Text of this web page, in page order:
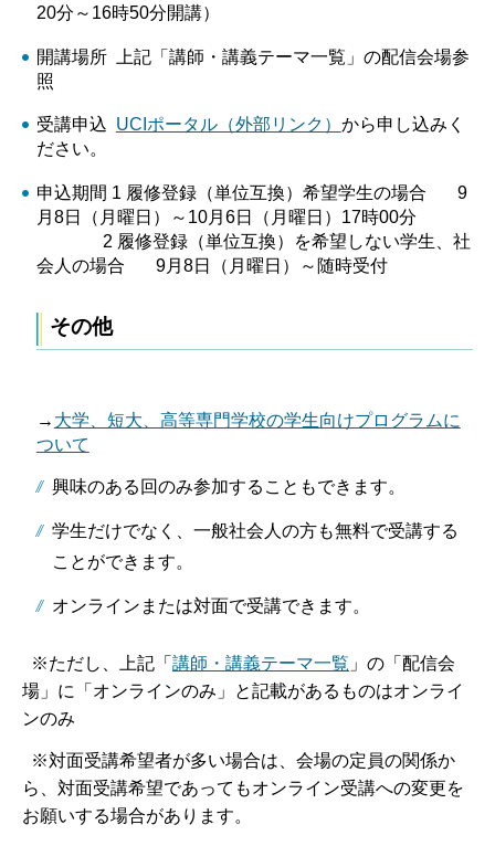
20分～16時50分開講）
開講場所 上記「講師・講義テーマ一覧」の配信会場参
照
受講申込 UCIポータル（外部リンク） から申し込みく
ださい。
申込期間 1 履修登録（単位互換）希望学生の場合 9
月8日（月曜日）～10月6日（月曜日）17時00分
2 履修登録（単位互換）を希望しない学生、社
会人の場合 9月8日（月曜日）～随時受付
その他
→ 大学、短大、高等専門学校の学生向けプログラムに
ついて
興味のある回のみ参加することもできます。
学生だけでなく、一般社会人の方も無料で受講する
ことができます。
オンラインまたは対面で受講できます。
※ただし、上記「 講師・講義テーマ一覧 」の「配信会
場」に「オンラインのみ」と記載があるものはオンライ
ンのみ
※対面受講希望者が多い場合は、会場の定員の関係か
ら、対面受講希望であってもオンライン受講への変更を
お願いする場合があります。